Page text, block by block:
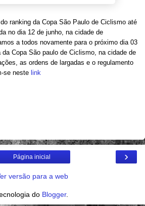
ranking da Copa São Paulo de Ciclismo até
no dia 12 de junho, na cidade de
a todos novamente para o próximo dia 03
da Copa São paulo de Ciclismo, na cidade de
as ordens de largadas e o regulamento
se neste link
›
Página inicial
versão para a web
do Blogger.